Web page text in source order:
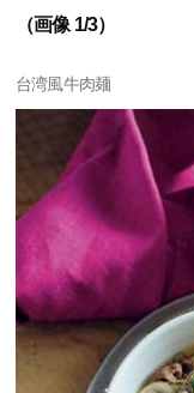
（画像 1/3）
台湾風牛肉麺